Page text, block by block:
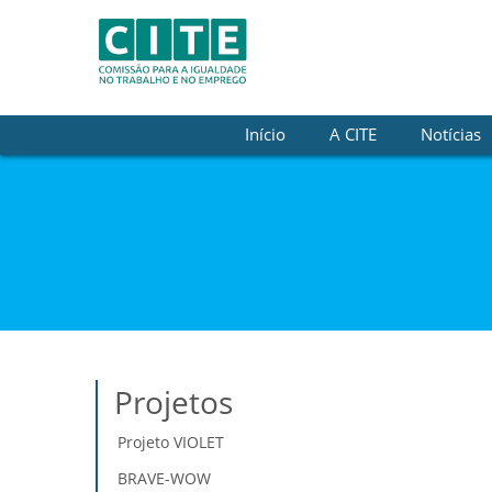
Início A CITE Notícias
Projetos
Projeto VIOLET
BRAVE-WOW